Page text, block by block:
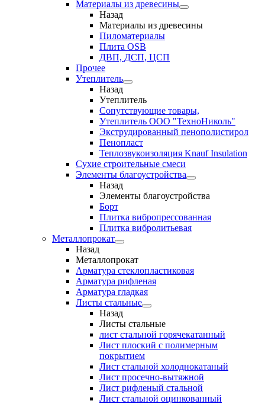
Материалы из древесины
Назад
Материалы из древесины
Пиломатериалы
Плита OSB
ДВП, ДСП, ЦСП
Прочее
Утеплитель
Назад
Утеплитель
Сопутствующие товары,
Утеплитель ООО "ТехноНиколь"
Экструдированный пенополистирол
Пенопласт
Теплозвукоизоляция Knauf Insulation
Сухие строительные смеси
Элементы благоустройства
Назад
Элементы благоустройства
Борт
Плитка вибропрессованная
Плитка вибролитьевая
Металлопрокат
Назад
Металлопрокат
Арматура стеклопластиковая
Арматура рифленая
Арматура гладкая
Листы стальные
Назад
Листы стальные
лист стальной горячекатанный
Лист плоский с полимерным
покрытием
Лист стальной холоднокатаный
Лист просечно-вытяжной
Лист рифленый стальной
Лист стальной оцинкованный